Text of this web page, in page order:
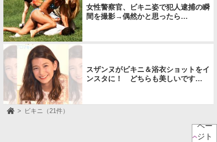
女性警察官、ビキニ姿で犯人逮捕の瞬
間を撮影→偶然かと思ったら…
スザンヌがビキニ＆浴衣ショットをイ
ンスタに！ どちらも美しいです…
ビキニ（21件）
ペー
ジト